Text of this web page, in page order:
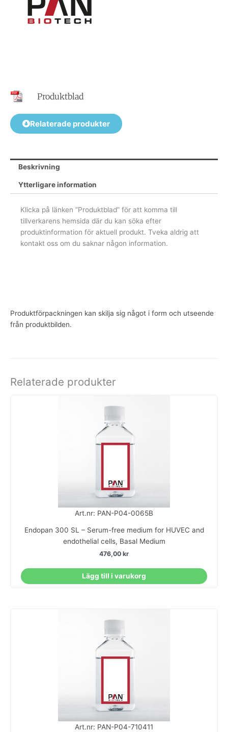
Produktblad
Relaterade produkter
Beskrivning
Ytterligare information
Klicka på länken ”Produktblad” för att komma till
tillverkarens hemsida där du kan söka efter
produktinformation för aktuell produkt. Tveka aldrig att
kontakt oss om du saknar någon information.
Produktförpackningen kan skilja sig något i form och utseende
från produktbilden.
Relaterade produkter
Art.nr: PAN-P04-0065B
Endopan 300 SL – Serum-free medium for HUVEC and
endothelial cells, Basal Medium
476,00 kr
Lägg till i varukorg
Art.nr: PAN-P04-710411